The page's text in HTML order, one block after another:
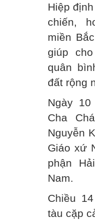
Hiệp
chiến,
miền
giúp
quân
đất rộng
Ngày
Cha
Nguyễn
Giáo xứ
phận
Nam.
Chiều
tàu cặp